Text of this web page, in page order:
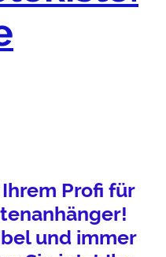
Profi für
und immer